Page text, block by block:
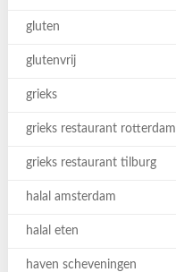
gluten
glutenvrij
grieks
grieks restaurant rotterdam
grieks restaurant tilburg
halal amsterdam
halal eten
haven scheveningen